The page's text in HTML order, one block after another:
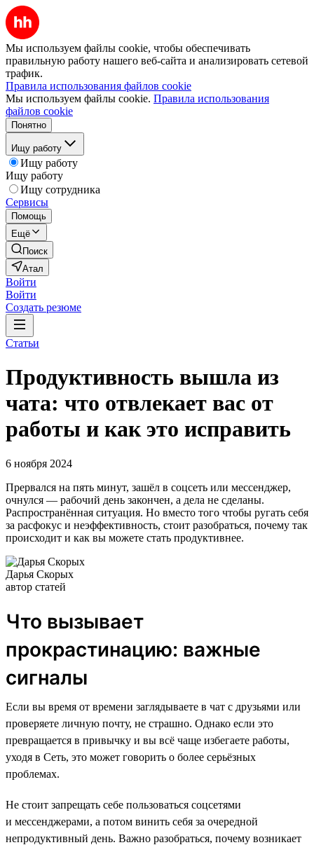
Мы используем файлы cookie, чтобы обеспечивать
правильную работу нашего веб-сайта и анализировать сетевой
трафик.
Правила использования файлов cookie
Мы используем файлы cookie. Правила использования
файлов cookie
Понятно
Ищу работу
Ищу работу
Ищу работу
Ищу сотрудника
Сервисы
Помощь
Ещё
Поиск
Атал
Войти
Войти
Создать резюме
Статьи
Продуктивность вышла из
чата: что отвлекает вас от
работы и как это исправить
6 ноября 2024
Прервался на пять минут, зашёл в соцсеть или мессенджер,
очнулся — рабочий день закончен, а дела не сделаны.
Распространённая ситуация. Но вместо того чтобы ругать себя
за расфокус и неэффективность, стоит разобраться, почему так
происходит и как вы можете стать продуктивнее.
Дарья Скорых
автор статей
Что вызывает
прокрастинацию: важные
сигналы
Если вы время от времени заглядываете в чат с друзьями или
проверяете личную почту, не страшно. Однако если это
превращается в привычку и вы всё чаще избегаете работы,
уходя в Сеть, это может говорить о более серьёзных
проблемах.
Не стоит запрещать себе пользоваться соцсетями
и мессенджерами, а потом винить себя за очередной
непродуктивный день. Важно разобраться, почему возникает